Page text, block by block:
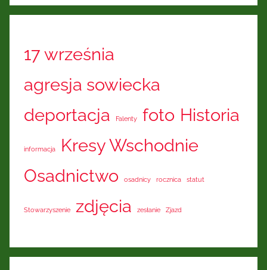
17 września
agresja sowiecka
deportacja
Falenty foto Historia
informacja
Kresy Wschodnie
Osadnictwo
osadnicy rocznica statut
Stowarzyszenie zdjęcia zesłanie Zjazd